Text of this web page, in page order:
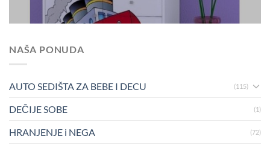
NAŠA PONUDA
AUTO SEDIŠTA ZA BEBE I DECU (115)
DEČIJE SOBE (1)
HRANJENJE i NEGA (72)